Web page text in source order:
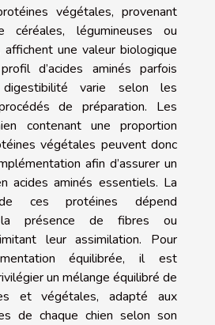
végétales, provenant
céréales, légumineuses ou
une valeur biologique
d’acides aminés parfois
varie selon les
de préparation. Les
contenant une proportion
végétales peuvent donc
afin d’assurer un
acides aminés essentiels. La
de ces protéines dépend
présence de fibres ou
leur assimilation. Pour
équilibrée, il est
un mélange équilibré de
et végétales, adapté aux
de chaque chien selon son